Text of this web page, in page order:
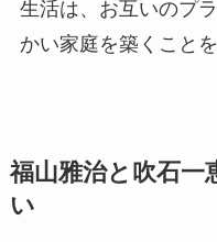
生活は、お互いのプ
かい家庭を築くこと
福山雅治と吹石一
い